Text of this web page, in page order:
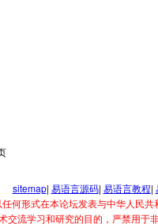
sitemap| 易语言源码| 易语言教程|
何形式在本论坛发表与中华人民
交流学习和研究的目的，严禁用于